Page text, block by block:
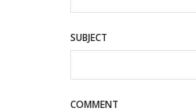
SUBJECT
COMMENT